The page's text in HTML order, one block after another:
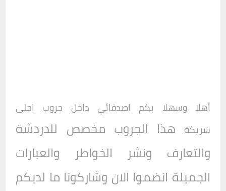
أهلا وسهلا بكم اصدقائي داخل جروب احلى
شريكة هذا الجروب مخصص للدردشة
والتعارف ونشر الخواطر والعبارات
الجميلة انضموا الان وشاركونا ما لديكم